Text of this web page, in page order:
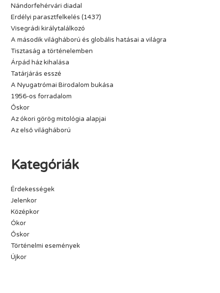
Nándorfehérvári diadal
Erdélyi parasztfelkelés (1437)
Visegrádi királytalálkozó
A második világháború és globális hatásai a világra
Tisztaság a történelemben
Árpád ház kihalása
Tatárjárás esszé
A Nyugatrómai Birodalom bukása
1956-os forradalom
Őskor
Az ókori görög mitológia alapjai
Az első világháború
Kategóriák
Érdekességek
Jelenkor
Középkor
Ókor
Őskor
Történelmi események
Újkor